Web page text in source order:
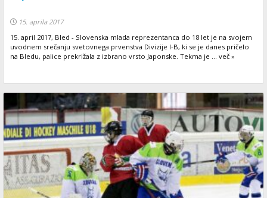
15. aprila 2017
15. april 2017, Bled - Slovenska mlada reprezentanca do 18 let je na svojem
uvodnem srečanju svetovnega prvenstva Divizije I-B, ki se je danes pričelo
na Bledu, palice prekrižala z izbrano vrsto Japonske. Tekma je ... več »